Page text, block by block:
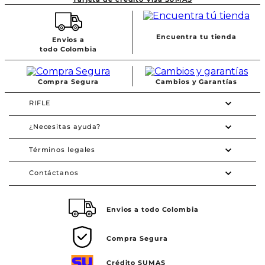
Envios a
todo Colombia
Encuentra tu tienda
Compra Segura Cambios y Garantías
RIFLE
¿Necesitas ayuda?
Términos legales
Contáctanos
Envios a todo Colombia
Compra Segura
Crédito SUMAS